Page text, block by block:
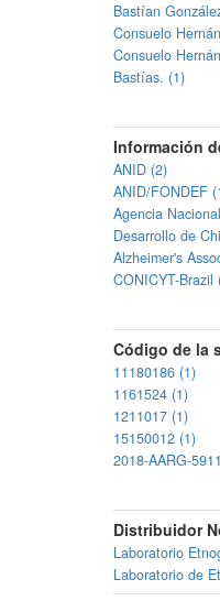
Bastían
Consuelo
Consuelo
Bastías. (1)
Información
ANID (2)
ANID/FONDEF
Agencia
Desarrollo de
Alzheimer's
CONICYT-Brazil
Código de la
11180186 (1)
1161524 (1)
1211017 (1)
15150012 (1)
2018-AARG-
Distribuidor
Laboratorio
Laboratorio de